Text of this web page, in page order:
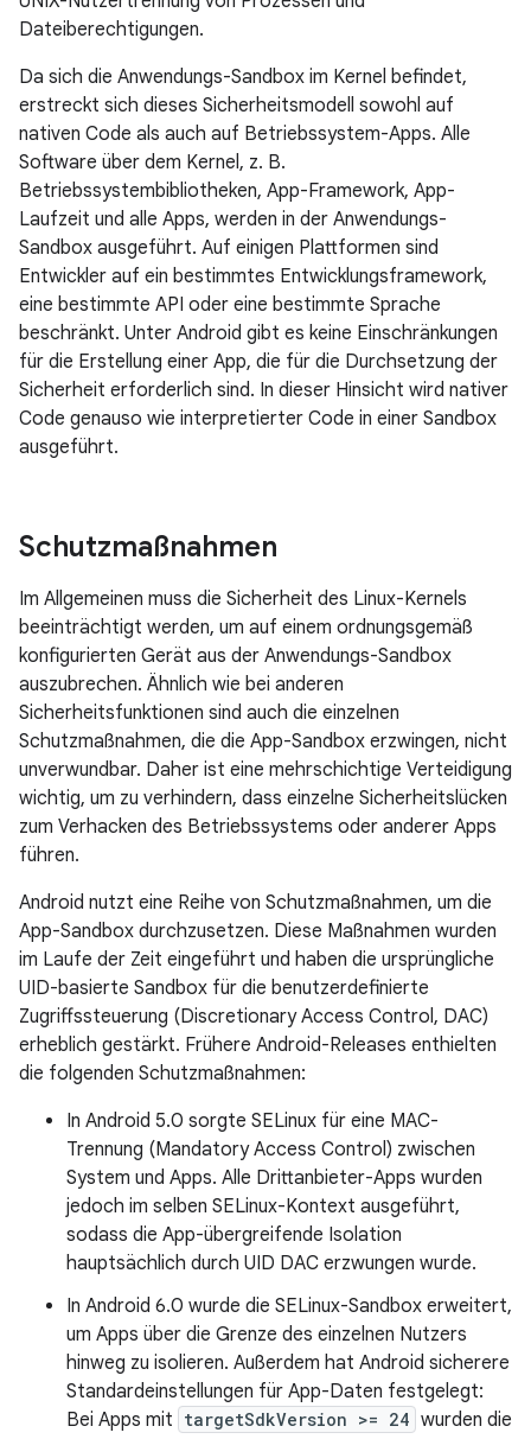
Dateiberechtigungen.
Da sich die Anwendungs-Sandbox im Kernel befindet,
erstreckt sich dieses Sicherheitsmodell sowohl auf
nativen Code als auch auf Betriebssystem-Apps. Alle
Software über dem Kernel, z. B.
Betriebssystembibliotheken, App-Framework, App-
Laufzeit und alle Apps, werden in der Anwendungs-
Sandbox ausgeführt. Auf einigen Plattformen sind
Entwickler auf ein bestimmtes Entwicklungsframework,
eine bestimmte API oder eine bestimmte Sprache
beschränkt. Unter Android gibt es keine Einschränkungen
für die Erstellung einer App, die für die Durchsetzung der
Sicherheit erforderlich sind. In dieser Hinsicht wird nativer
Code genauso wie interpretierter Code in einer Sandbox
ausgeführt.
Schutzmaßnahmen
Im Allgemeinen muss die Sicherheit des Linux-Kernels
beeinträchtigt werden, um auf einem ordnungsgemäß
konfigurierten Gerät aus der Anwendungs-Sandbox
auszubrechen. Ähnlich wie bei anderen
Sicherheitsfunktionen sind auch die einzelnen
Schutzmaßnahmen, die die App-Sandbox erzwingen, nicht
unverwundbar. Daher ist eine mehrschichtige Verteidigung
wichtig, um zu verhindern, dass einzelne Sicherheitslücken
zum Verhacken des Betriebssystems oder anderer Apps
führen.
Android nutzt eine Reihe von Schutzmaßnahmen, um die
App-Sandbox durchzusetzen. Diese Maßnahmen wurden
im Laufe der Zeit eingeführt und haben die ursprüngliche
UID-basierte Sandbox für die benutzerdefinierte
Zugriffssteuerung (Discretionary Access Control, DAC)
erheblich gestärkt. Frühere Android-Releases enthielten
die folgenden Schutzmaßnahmen:
In Android 5.0 sorgte SELinux für eine MAC-
Trennung (Mandatory Access Control) zwischen
System und Apps. Alle Drittanbieter-Apps wurden
jedoch im selben SELinux-Kontext ausgeführt,
sodass die App-übergreifende Isolation
hauptsächlich durch UID DAC erzwungen wurde.
In Android 6.0 wurde die SELinux-Sandbox erweitert,
um Apps über die Grenze des einzelnen Nutzers
hinweg zu isolieren. Außerdem hat Android sicherere
Standardeinstellungen für App-Daten festgelegt:
Bei Apps mit targetSdkVersion >= 24 wurden die